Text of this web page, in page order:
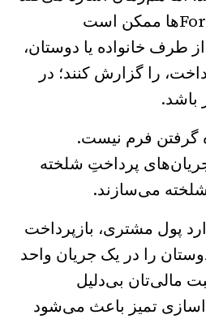
که بعضی Form 1099-Kها ممکن است
خانواده یا دوستان،
را گزارش کنند؛ در
باشد.
گرفتن فرم نیست.
پرداختِ شلخته
می‌سازند.
پول مشتری، بازپرداخت
را در یک جریان واحد
مالی‌تان بی‌دلیل
تمیز باعث می‌شود